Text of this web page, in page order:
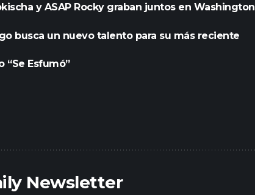
y ASAP Rocky graban juntos en Washington
busca un nuevo talento para su más reciente
“Se Esfumó”
Newsletter